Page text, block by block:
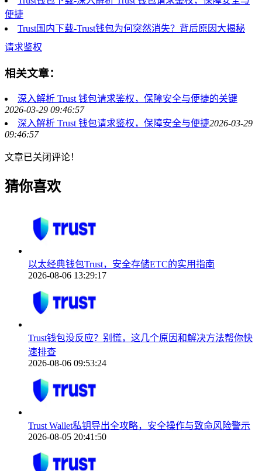
便捷
Trust国内下载-Trust钱包为何突然消失？背后原因大揭秘
请求鉴权
相关文章：
深入解析 Trust 钱包请求鉴权，保障安全与便捷的关键
2026-03-29 09:46:57
深入解析 Trust 钱包请求鉴权，保障安全与便捷2026-03-29
09:46:57
文章已关闭评论！
猜你喜欢
以太经典钱包Trust，安全存储ETC的实用指南
2026-08-06 13:29:17
Trust钱包没反应？别慌，这几个原因和解决方法帮你快
速排查
2026-08-06 09:53:24
Trust Wallet私钥导出全攻略，安全操作与致命风险警示
2026-08-05 20:41:50